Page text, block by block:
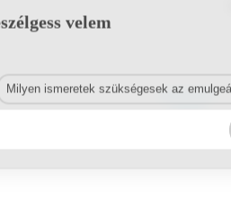
LEÍRÁS
velem
Milyen ismeretek szükségesek az